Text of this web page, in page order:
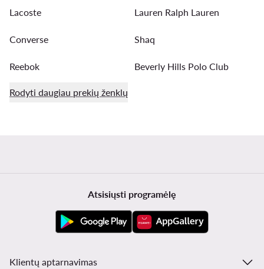
Lacoste Lauren Ralph Lauren
Converse Shaq
Reebok Beverly Hills Polo Club
Rodyti daugiau prekių ženklų
Atsisiųsti programėlę
Klientų aptarnavimas